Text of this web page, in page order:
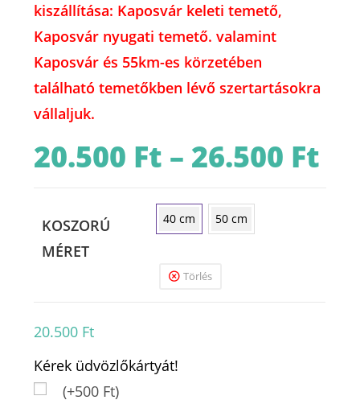
kiszállítása: Kaposvár keleti temető,
Kaposvár nyugati temető. valamint
Kaposvár és 55km-es körzetében
található temetőkben lévő szertartásokra
vállaljuk.
20.500 Ft – 26.500 Ft
KOSZORÚ
MÉRET
40 cm 50 cm
Törlés
20.500 Ft
Kérek üdvözlőkártyát!
(+500 Ft)